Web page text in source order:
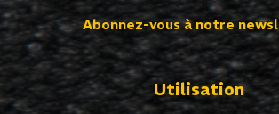
Abonnez-vous à notre
Utilisation